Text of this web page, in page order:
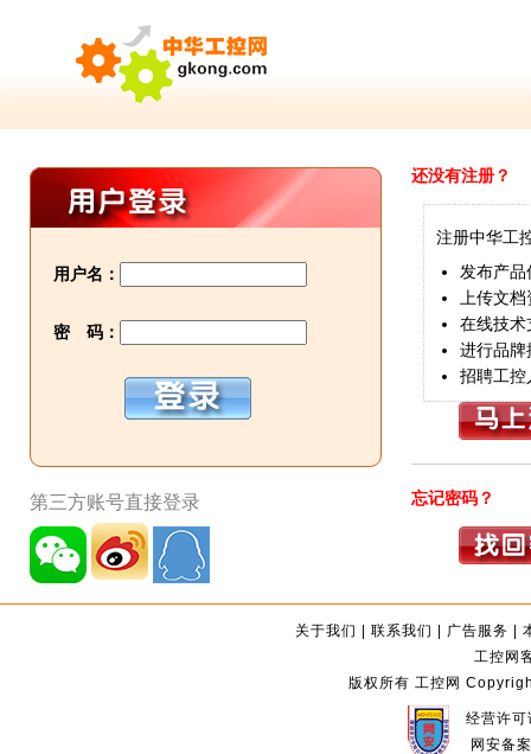
用户名：
密 码：
第三方账号直接登录
还没有注册？
注册中华工
发布产品
上传文档
在线技术
进行品牌
招聘工控
忘记密码？
关于我们 |联系我们 | 广告服务 |
工控网
版权所有 工控网
经营许
网安备